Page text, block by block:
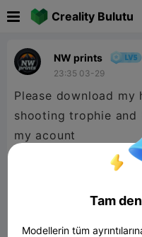
Creality Bulutu
NW prints
23:35 03-29
Please download my
shooting trophie and
my acount
Tam
Modellerin tüm